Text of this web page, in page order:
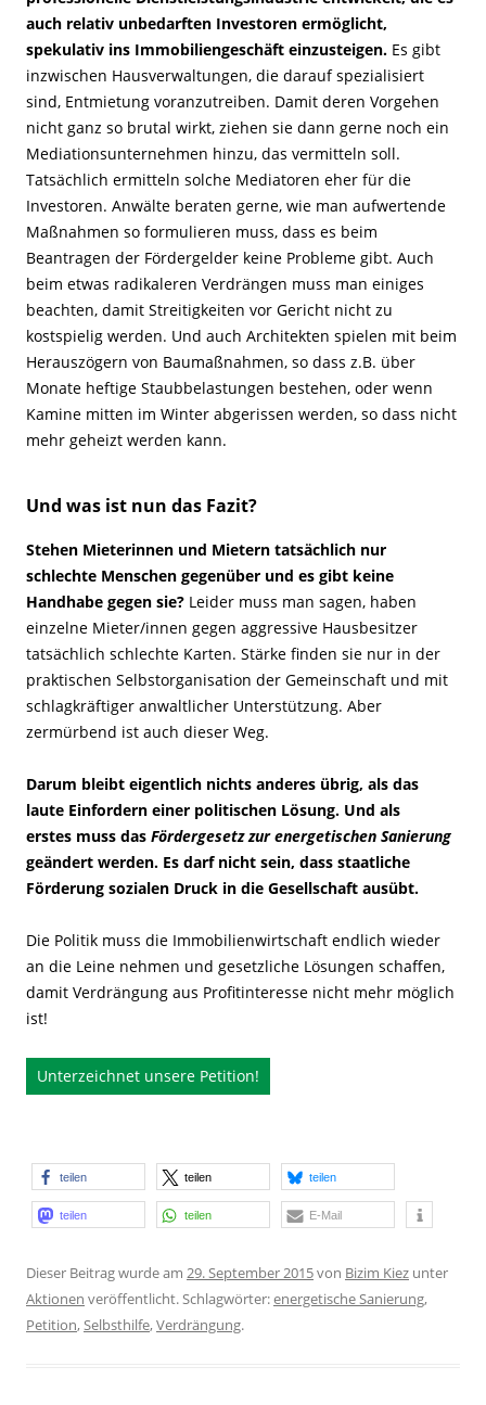
auch relativ unbedarften Investoren ermöglicht,
spekulativ ins Immobiliengeschäft einzusteigen. Es gibt
inzwischen Hausverwaltungen, die darauf spezialisiert
sind, Entmietung voranzutreiben. Damit deren Vorgehen
nicht ganz so brutal wirkt, ziehen sie dann gerne noch ein
Mediationsunternehmen hinzu, das vermitteln soll.
Tatsächlich ermitteln solche Mediatoren eher für die
Investoren. Anwälte beraten gerne, wie man aufwertende
Maßnahmen so formulieren muss, dass es beim
Beantragen der Fördergelder keine Probleme gibt. Auch
beim etwas radikaleren Verdrängen muss man einiges
beachten, damit Streitigkeiten vor Gericht nicht zu
kostspielig werden. Und auch Architekten spielen mit beim
Herauszögern von Baumaßnahmen, so dass z.B. über
Monate heftige Staubbelastungen bestehen, oder wenn
Kamine mitten im Winter abgerissen werden, so dass nicht
mehr geheizt werden kann.
Und was ist nun das Fazit?
Stehen Mieterinnen und Mietern tatsächlich nur
schlechte Menschen gegenüber und es gibt keine
Handhabe gegen sie? Leider muss man sagen, haben
einzelne Mieter/innen gegen aggressive Hausbesitzer
tatsächlich schlechte Karten. Stärke finden sie nur in der
praktischen Selbstorganisation der Gemeinschaft und mit
schlagkräftiger anwaltlicher Unterstützung. Aber
zermürbend ist auch dieser Weg.
Darum bleibt eigentlich nichts anderes übrig, als das
laute Einfordern einer politischen Lösung. Und als
erstes muss das Fördergesetz zur energetischen Sanierung
geändert werden. Es darf nicht sein, dass staatliche
Förderung sozialen Druck in die Gesellschaft ausübt.
Die Politik muss die Immobilienwirtschaft endlich wieder
an die Leine nehmen und gesetzliche Lösungen schaffen,
damit Verdrängung aus Profitinteresse nicht mehr möglich
ist!
Unterzeichnet unsere Petition!
teilen teilen teilen
teilen teilen E-Mail
Dieser Beitrag wurde am 29. September 2015von Bizim Kiez unter
Aktionen veröffentlicht. Schlagwörter:energetische Sanierung,
Petition,Selbsthilfe,Verdrängung.